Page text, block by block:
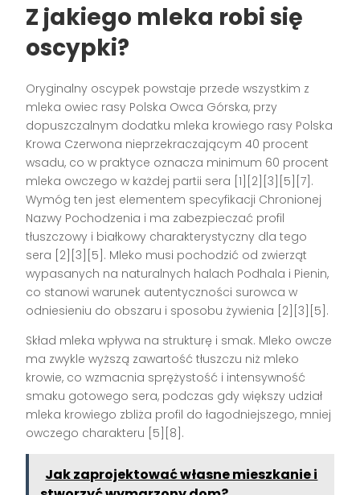
Z jakiego mleka robi się
oscypki?
Oryginalny oscypek powstaje przede wszystkim z
mleka owiec rasy Polska Owca Górska, przy
dopuszczalnym dodatku mleka krowiego rasy Polska
Krowa Czerwona nieprzekraczającym 40 procent
wsadu, co w praktyce oznacza minimum 60 procent
mleka owczego w każdej partii sera [1][2][3][5][7].
Wymóg ten jest elementem specyfikacji Chronionej
Nazwy Pochodzenia i ma zabezpieczać profil
tłuszczowy i białkowy charakterystyczny dla tego
sera [2][3][5]. Mleko musi pochodzić od zwierząt
wypasanych na naturalnych halach Podhala i Pienin,
co stanowi warunek autentyczności surowca w
odniesieniu do obszaru i sposobu żywienia [2][3][5].
Skład mleka wpływa na strukturę i smak. Mleko owcze
ma zwykle wyższą zawartość tłuszczu niż mleko
krowie, co wzmacnia sprężystość i intensywność
smaku gotowego sera, podczas gdy większy udział
mleka krowiego zbliża profil do łagodniejszego, mniej
owczego charakteru [5][8].
Jak zaprojektować własne mieszkanie i